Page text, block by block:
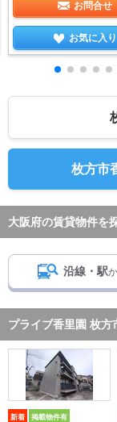
お問合せ
お気に入り
枚方市
大阪府の賃貸物件を
沿線・駅
プライブ香里園 枚方
新着 掲載物件有